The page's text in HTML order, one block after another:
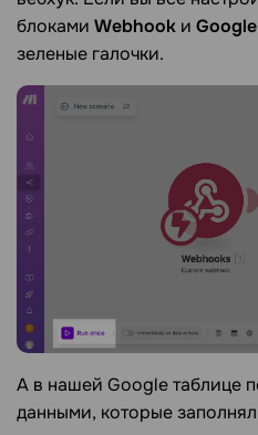
блоками Webhook и
зеленые галочки.
А в нашей Google таблице
данными, которые